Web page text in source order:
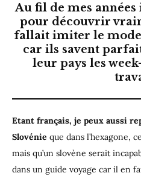
Au fil de mes
pour découvrir
fallait imiter le mode
car ils savent
leur pays les
Etant français, je peux aussi
Slovénie que dans l’hexagone,
mais qu’un slovène serait
dans un guide voyage car il en